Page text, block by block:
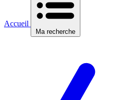
Accueil
Ma recherche